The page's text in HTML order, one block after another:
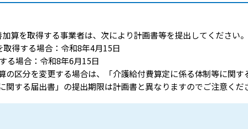
算を取得する事業者は、次により計画書等を提出してください。
得する場合：令和8年4月15日
る場合：令和8年6月15日
区分を変更する場合は、「介護給付費算定に係る体制等に関す
関する届出書」の提出期限は計画書と異なりますのでご注意くだ